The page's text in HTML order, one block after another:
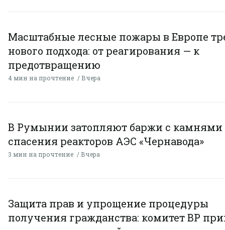
Масштабные лесные пожары в Европе
нового подхода: от реагирования — к
предотвращению
4 мин на прочтение Вчера
В Румынии затопляют баржи с камнями
спасения реакторов АЭС «Чернавода»
3 мин на прочтение Вчера
Защита прав и упрощение процедуры
получения гражданства: комитет ВР